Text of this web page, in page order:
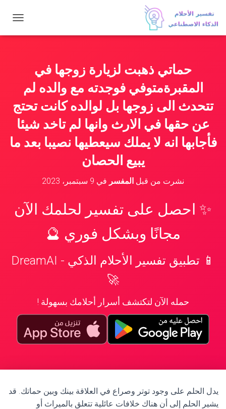
ب
ق
حماتي ذهبت لزيارة زوجها في
المقبرةمتوفي فوجدته مع والده لم
تتحدث الى زوجها بل لوالده كانت تحتج
عن حقها في الارث وانها لم تاخد شيئا
فأجابها انه لا يملك سيعطيها نصيبا بعد ما
يبيع الحصان
نشرت من قبل المفسر في 9 سبتمبر، 2023
✨ احصل على تفسير لحلمك الآن
مجانًا وبشكل فوري 🔮
📱 تطبيق تفسير الأحلام الذكي - DreamAI
🚀
حمله الآن لتكتشف أسرار أحلامك بسهولة !
يدل الحلم على وجود توتر وصراع في العلاقة بينك وبين حماتك. قد
يشير الحلم إلى أن هناك خلافات عائلية تتعلق بالميراث أو